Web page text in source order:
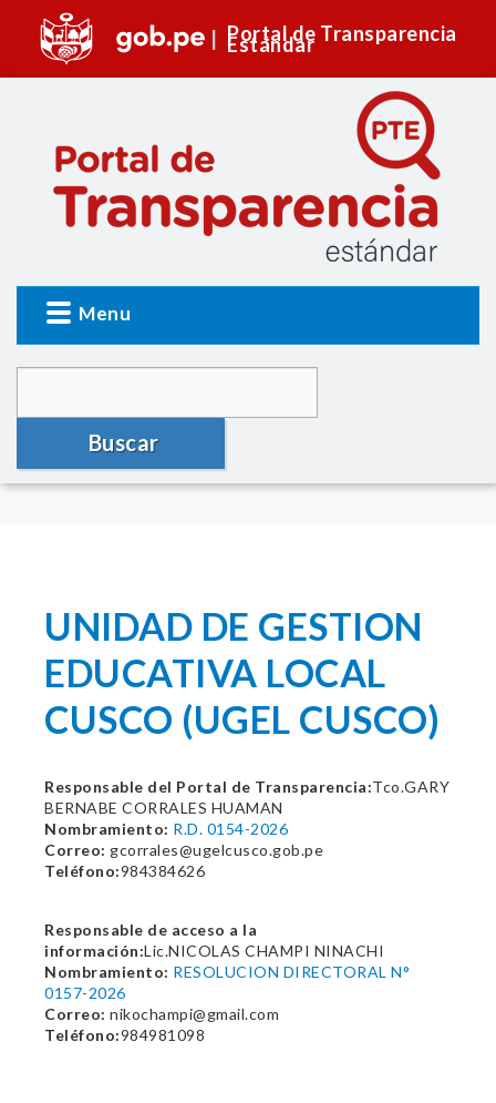
Portal de Transparencia
Estándar
Menu
Buscar
UNIDAD DE GESTION
EDUCATIVA LOCAL
CUSCO (UGEL CUSCO)
Responsable del Portal de Transparencia:Tco.GARY
BERNABE CORRALES HUAMAN
Nombramiento: R.D. 0154-2026
Correo: gcorrales@ugelcusco.gob.pe
Teléfono:984384626
Responsable de acceso a la
información:Lic.NICOLAS CHAMPI NINACHI
Nombramiento: RESOLUCION DIRECTORAL N°
0157-2026
Correo: nikochampi@gmail.com
Teléfono:984981098